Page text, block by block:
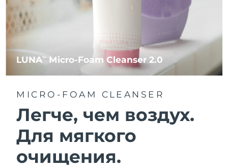
LUNATM Micro-Foam Cleanser 2.0
MICRO-FOAM CLEANSER
Легче, чем воздух.
Для мягкого
очищения.